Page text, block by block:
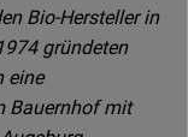
Bio-Hersteller in
gründeten
eine
Bauernhof mit